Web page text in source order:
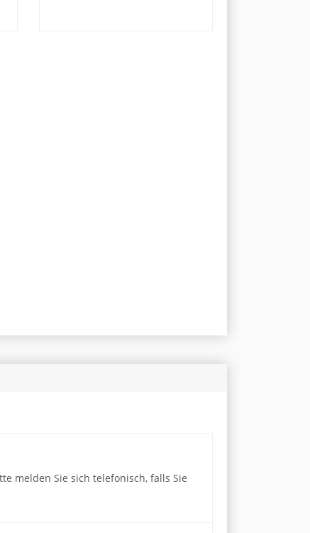
melden Sie sich telefonisch, falls Sie